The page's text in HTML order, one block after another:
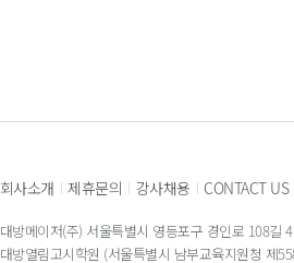
회사소개 | 제휴문의 | 강사채용 | CONTACT US
대방메이저(주) 서울특별시 영등포구 경인로 108길
대방열림고시학원 (서울특별시 남부교육지원청 제